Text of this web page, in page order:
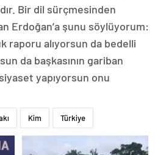
Bir dil sürçmesinden
Erdoğan’a şunu söylüyorum:
raporu alıyorsun da bedelli
da başkasının gariban
yapıyorsun onu
Kim Türkiye